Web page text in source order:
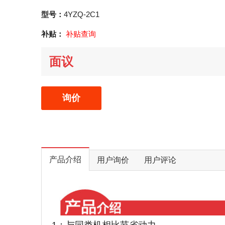
型号： 4YZQ-2C1
补贴： 补贴查询
面议
询价
产品介绍 用户询价 用户评论